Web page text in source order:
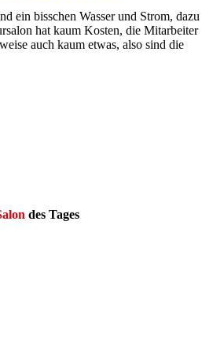
ein bisschen Wasser und Strom, dazu
hat kaum Kosten, die Mitarbeiter
auch kaum etwas, also sind die
des Tages